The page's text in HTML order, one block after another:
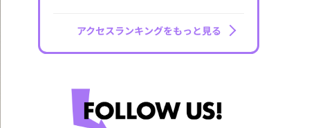
アクセスランキングをもっと見る